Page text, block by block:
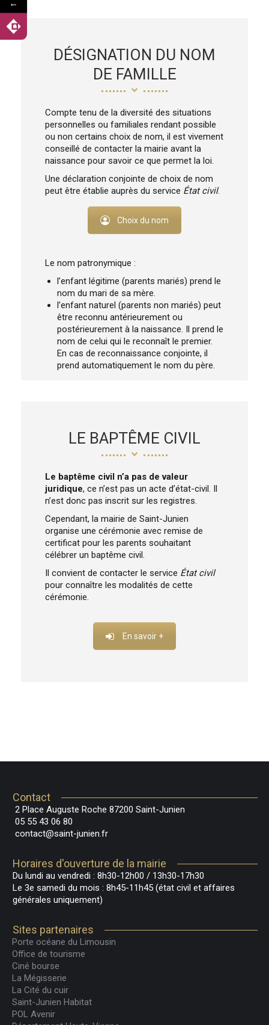
DÉSIGNATION DU NOM
DE FAMILLE
Compte tenu de la diversité des situations
personnelles ou familiales rendant possible
ou non certains choix de nom, il est vivement
conseillé de contacter la mairie avant la
naissance pour savoir ce que permet la loi.
Une déclaration conjointe de choix de nom
peut être établie auprès du service État civil.
Choix du nom
Le nom patronymique :
l’enfant légitime (parents mariés) prend le
nom du mari de sa mère.
l’enfant naturel (parents non mariés) peut
être reconnu antérieurement ou
postérieurement à la naissance. Il prend le
nom de celui qui le reconnaît le premier.
En cas de reconnaissance conjointe, il
prend automatiquement le nom du père.
LE BAPTÊME CIVIL
Le baptême civil n’a pas de valeur
juridique, ce n’est pas un acte d’état-civil. Il
n’est donc pas inscrit sur les registres.
Cependant, la mairie de Saint-Junien
organise une cérémonie avec remise de
certificat pour les parents souhaitant
célébrer un baptême civil.
Il convient de contacter le service État civil
pour connaître les modalités de cette
cérémonie.
En savoir +
Contact
2 Place Auguste Roche 87200 Saint-Junien
05 55 43 06 80
contact@saint-junien.fr
Horaires d'ouverture de la mairie
Du lundi au vendredi : 8h30-12h00 / 13h30-17h30
Le 3e samedi du mois : 8h45-11h45 (état civil et affaires
générales uniquement)
Sites partenaires
Porte océane du Limousin
Office de tourisme
Ciné bourse
La Mégisserie
La Cité du cuir
Saint-Junien Habitat
POL Avenir
←